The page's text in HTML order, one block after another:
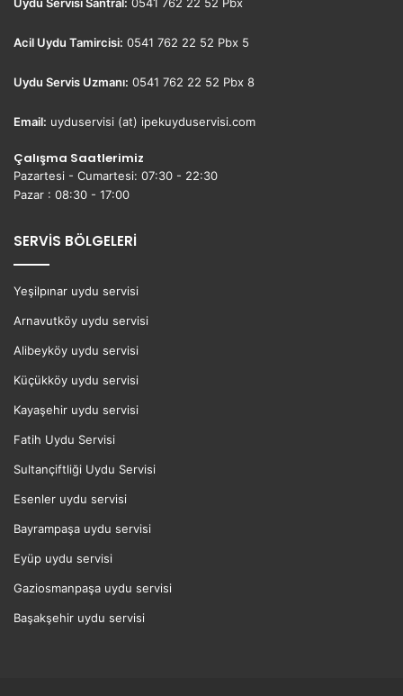
Acil Uydu Tamircisi: 0541 762 22 52 Pbx 5
Uydu Servis Uzmanı: 0541 762 22 52 Pbx 8
Email: uyduservisi (at) ipekuyduservisi.com
Çalışma Saatlerimiz
Pazartesi - Cumartesi: 07:30 - 22:30
Pazar : 08:30 - 17:00
SERVİS BÖLGELERİ
Yeşilpınar uydu servisi
Arnavutköy uydu servisi
Alibeyköy uydu servisi
Küçükköy uydu servisi
Kayaşehir uydu servisi
Fatih Uydu Servisi
Sultançiftliği Uydu Servisi
Esenler uydu servisi
Bayrampaşa uydu servisi
Eyüp uydu servisi
Gaziosmanpaşa uydu servisi
Başakşehir uydu servisi